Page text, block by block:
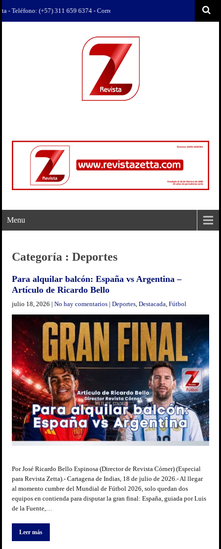
(+57) 311 659 6374 - Correo: revista.zetta@gmail.com
Menu
Categoría : Deportes
Para alquilar balcón: España vs Argentina –
Artículo de Ricardo Bello
julio 18, 2026 |No hay comentarios |Deportes ,Destacada ,Fútbol
Por José Ricardo Bello Espinosa (Director de Revista Córner) (Especial
para Revista Zetta).- Cartagena de Indias, 18 de julio de 2026.- Al llegar
al momento cumbre del Mundial de Fútbol 2026, solo quedan dos
equipos en contienda para disputar la gran final: España, guiada por Luis
de la Fuente,…
Leer más